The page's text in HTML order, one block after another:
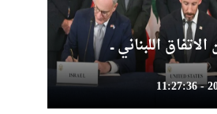
اللبناني ــ